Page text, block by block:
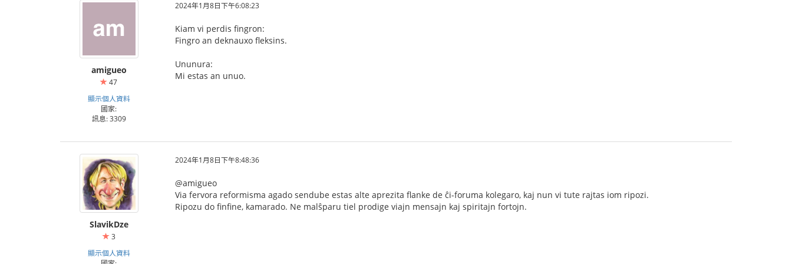
amigueo
47
顯示個人資料
國家:
訊息: 3309
2024年1月8日下午6:08:23
Kiam vi perdis fingron:
Fingro an deknauxo fleksins.
Ununura:
Mi estas an unuo.
SlavikDze
3
顯示個人資料
2024年1月8日下午8:48:36
@amigueo
Via fervora reformisma agado sendube estas alte aprezita flanke de ĉi-foruma kolegaro, kaj nun vi tute rajtas iom ripozi.
Ripozu do finfine, kamarado. Ne malŝparu tiel prodige viajn mensajn kaj spiritajn fortojn.